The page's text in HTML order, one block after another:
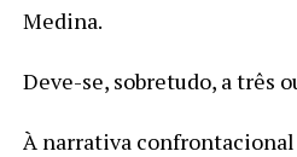
Medina.
Deve-se, sobretudo, a três
À narrativa confrontacional